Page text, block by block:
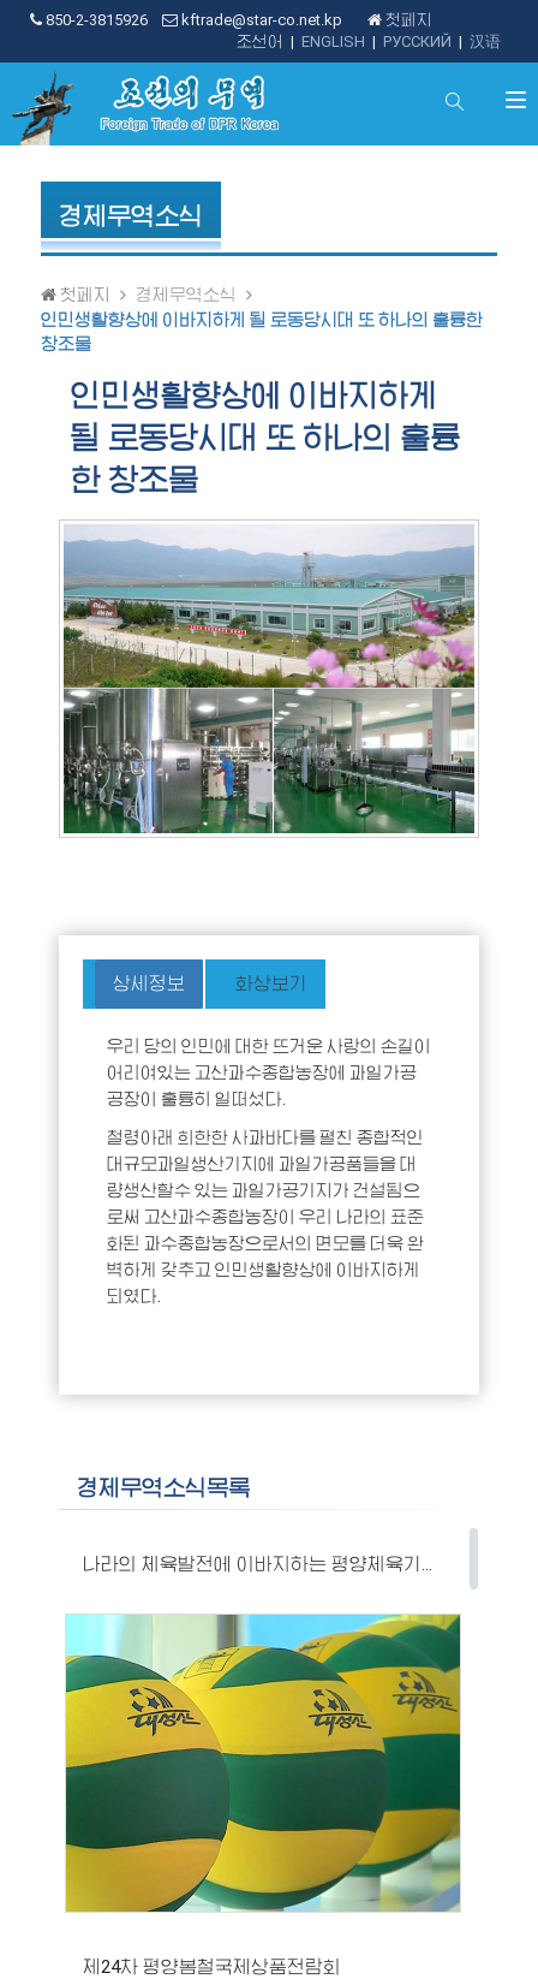
850-2-3815926 kftrade@star-co.net.kp
첫페지
| 汉语
| РУССКИЙ
| ENGLISH
조선어
경제무역소식
첫페지
경제무역소식
인민생활향상에 이바지하게 될 로동당시대 또 하나의 훌륭한
창조물
인민생활향상에 이바지하게
될 로동당시대 또 하나의 훌륭
한 창조물
상세정보 화상보기
우리 당의 인민에 대한 뜨거운 사랑의 손길이
어리여있는 고산과수종합농장에 과일가공
공장이 훌륭히 일떠섰다.
철령아래 희한한 사과바다를 펼친 종합적인
대규모과일생산기지에 과일가공품들을 대
량생산할수 있는 과일가공기지가 건설됨으
로써 고산과수종합농장이 우리 나라의 표준
화된 과수종합농장으로서의 면모를 더욱 완
벽하게 갖추고 인민생활향상에 이바지하게
되였다.
경제무역소식목록
나라의 체육발전에 이바지하는 평양체육기자재공장
제24차 평양봄철국제상품전람회